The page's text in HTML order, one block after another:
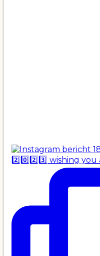
2️⃣0️⃣2️⃣3️⃣ wishing